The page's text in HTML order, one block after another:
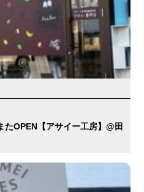
たOPEN【アサイー工房】@田